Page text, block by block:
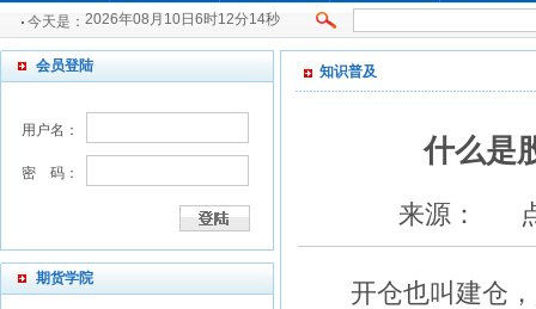
今天是： 2026年08月10日6时12分14秒
会员登陆
用户名：
密 码：
期货学院
知识普及
什么是
来源： 点
开仓也叫建仓，